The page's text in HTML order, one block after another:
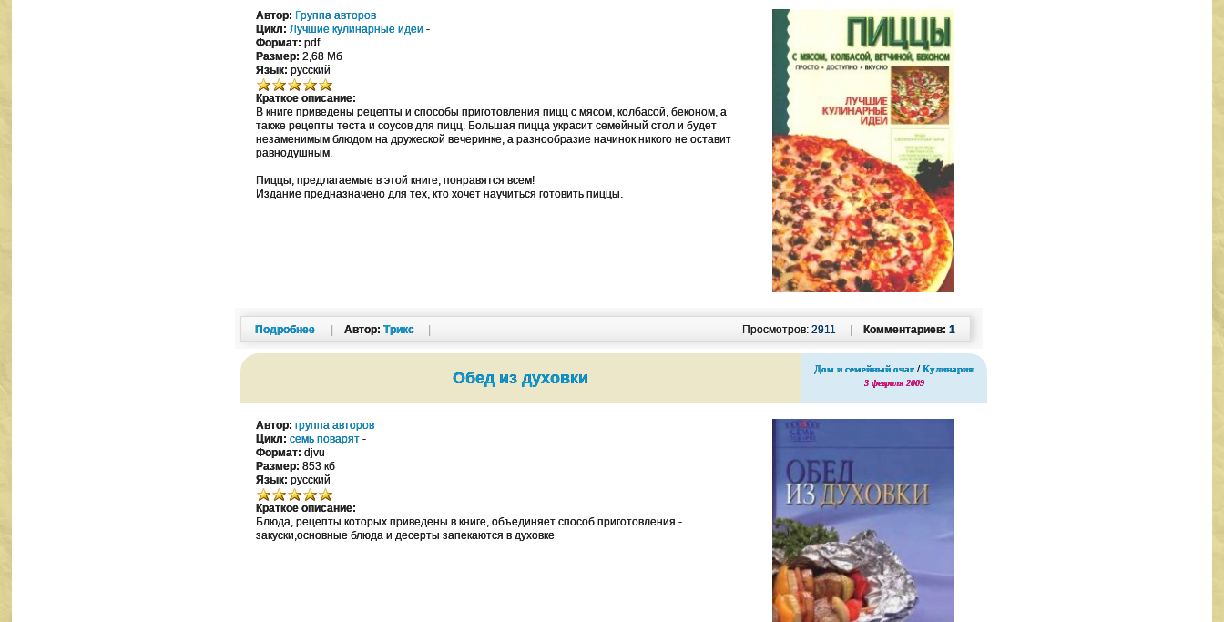
Автор: Группа авторов
Цикл: Лучшие кулинарные идеи -
Формат: pdf
Размер: 2,68 Мб
Язык: русский
Краткое описание:
В книге приведены рецепты и способы приготовления пицц с мясом, колбасой, беконом, а
также рецепты теста и соусов для пицц. Большая пицца украсит семейный стол и будет
незаменимым блюдом на дружеской вечеринке, а разнообразие начинок никого не оставит
равнодушным.
Пиццы, предлагаемые в этой книге, понравятся всем!
Издание предназначено для тех, кто хочет научиться готовить пиццы.
Подробнее Автор:Трикс Комментариев: 1
Просмотров: 2911
Обед из духовки Дом и семейный очаг /Кулинария
3 февраля 2009
Автор: группа авторов
Цикл: семь поварят -
Формат: djvu
Размер: 853 кб
Язык: русский
Краткое описание:
Блюда, рецепты которых приведены в книге, объединяет способ приготовления -
закуски,основные блюда и десерты запекаются в духовке